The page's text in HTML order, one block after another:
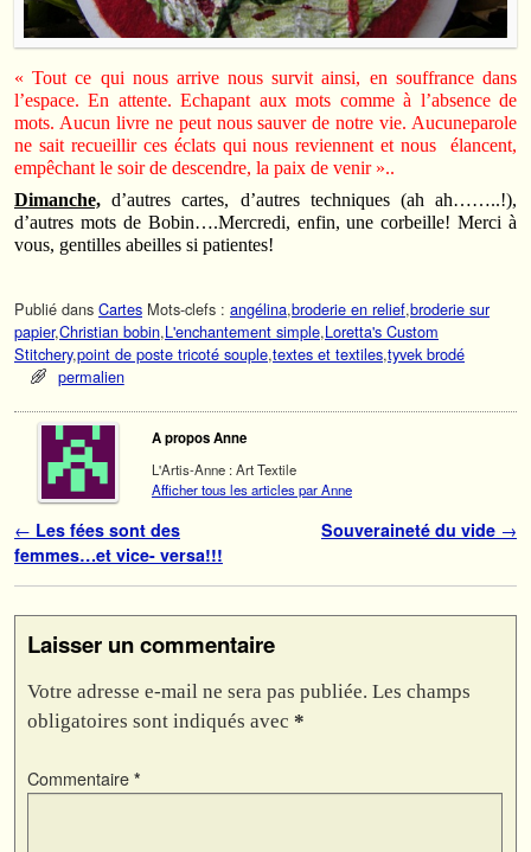
« Tout ce qui nous arrive nous survit ainsi, en souffrance dans
l’espace. En attente. Echapant aux mots comme à l’absence de
mots. Aucun livre ne peut nous sauver de notre vie. Aucuneparole
ne sait recueillir ces éclats qui nous reviennent et nous élancent,
empêchant le soir de descendre, la paix de venir »..
Dimanche, d’autres cartes, d’autres techniques (ah ah……..!),
d’autres mots de Bobin….Mercredi, enfin, une corbeille! Merci à
vous, gentilles abeilles si patientes!
Publié dans Cartes Mots-clefs : angélina,broderie en relief,broderie sur
papier,Christian bobin,L'enchantement simple,Loretta's Custom
Stitchery,point de poste tricoté souple,textes et textiles,tyvek brodé
permalien
A propos Anne
L'Artis-Anne : Art Textile
Afficher tous les articles par Anne
Navigation des articles
← Les fées sont des
femmes…et vice- versa!!!
Souveraineté du vide →
Laisser un commentaire
Votre adresse e-mail ne sera pas publiée. Les champs
obligatoires sont indiqués avec *
Commentaire *